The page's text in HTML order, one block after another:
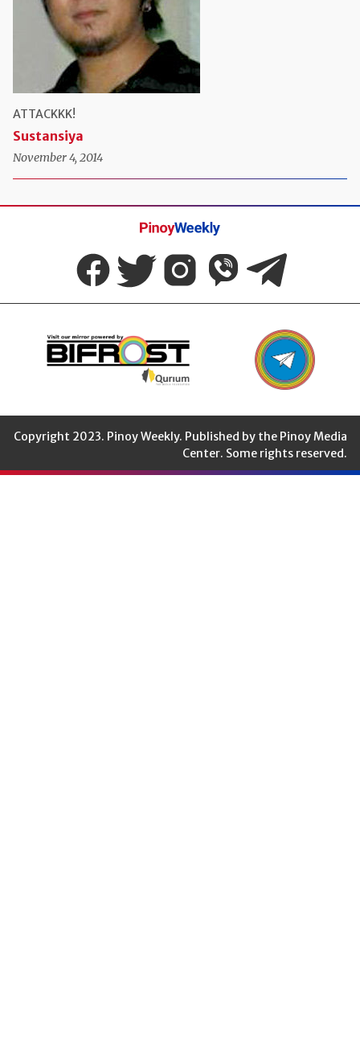
ATTACKKK!
Sustansiya
November 4, 2014
Pinoy
Weekly
Copyright 2023. Pinoy Weekly. Published by the Pinoy Media
Center. Some rights reserved.